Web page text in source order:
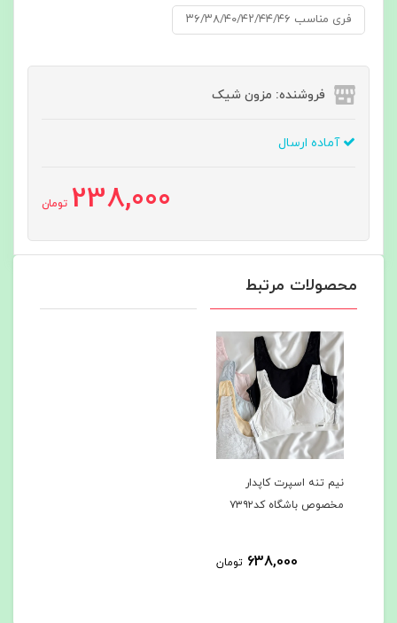
فری مناسب ۳۶/۳۸/۴۰/۴۲/۴۴/۴۶
فروشنده: مزون شیک
آماده ارسال
238,000 تومان
محصولات مرتبط
نیم تنه اسپرت کاپدار
مخصوص باشگاه کد۷۳۹۲
638,000 تومان